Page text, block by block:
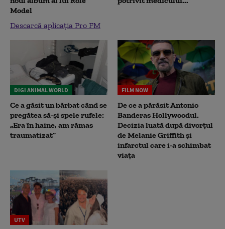
Model
Descarcă aplicația Pro FM
DIGI ANIMAL WORLD
Ce a găsit un bărbat când se
pregătea să-și spele rufele:
„Era în haine, am rămas
traumatizat”
FILM NOW
De ce a părăsit Antonio
Banderas Hollywoodul.
Decizia luată după divorțul
de Melanie Griffith și
infarctul care i-a schimbat
viața
UTV